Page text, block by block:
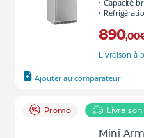
Capacité
890,00
Livraison à
Ajouter au comparateur
Promo Livraison
Mini